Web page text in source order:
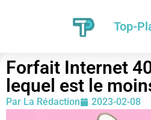
Top-
Forfait Internet
lequel est le
Par La Rédaction 2023-02-08